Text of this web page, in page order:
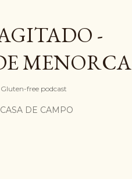
-
MENORCA
free podcast
CASA DE CAMPO